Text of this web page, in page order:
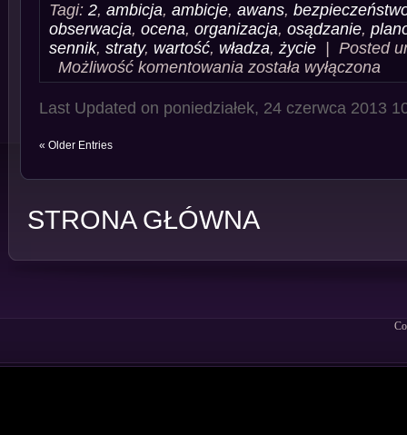
Tagi: 2, ambicja, ambicje, awans,
obserwacja, ocena, organizacja, osądzanie,
sennik, straty, wartość, władza, życie | Posted
Możliwość komentowania Sennik
Biuro
została wyłączona
Last Updated on poniedziałek, 24 czerwca 2013
« Older Entries
STRONA GŁÓWNA